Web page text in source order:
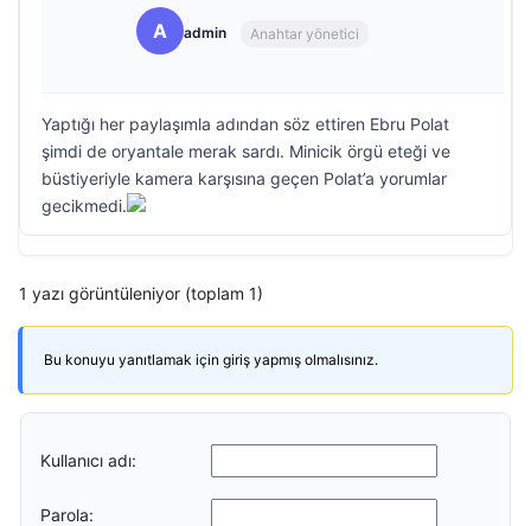
A admin Anahtar yönetici
Yaptığı her paylaşımla adından söz ettiren Ebru Polat
şimdi de oryantale merak sardı. Minicik örgü eteği ve
büstiyeriyle kamera karşısına geçen Polat’a yorumlar
gecikmedi.
1 yazı görüntüleniyor (toplam 1)
Bu konuyu yanıtlamak için giriş yapmış olmalısınız.
Kullanıcı adı:
Parola: